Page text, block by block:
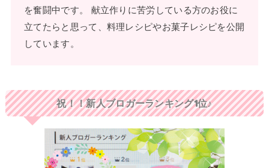
を奮闘中です。 献立作りに苦労している方のお役に
立てたらと思って、料理レシピやお菓子レシピを公開
しています。
祝！！新人ブロガーランキング1位♪